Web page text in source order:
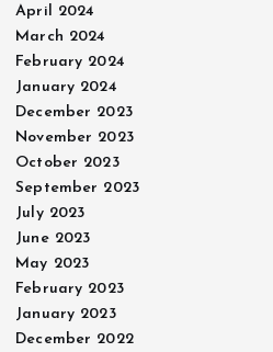
April 2024
March 2024
February 2024
January 2024
December 2023
November 2023
October 2023
September 2023
July 2023
June 2023
May 2023
February 2023
January 2023
December 2022